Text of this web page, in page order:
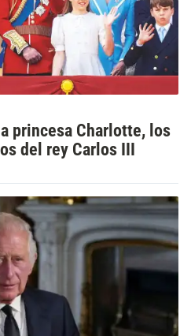
princesa Charlotte, los
del rey Carlos III